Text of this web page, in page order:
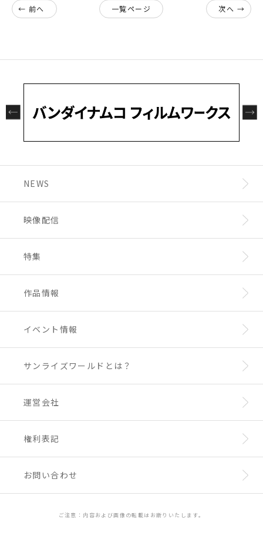
← 前へ 次へ →
一覧ページ
NEWS
映像配信
特集
作品情報
イベント情報
サンライズワールドとは？
運営会社
権利表記
お問い合わせ
ご注意：内容および画像の転載はお断りいたします。